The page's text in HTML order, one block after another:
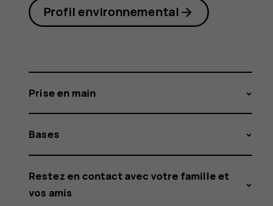
Profil environnemental
Prise en main
Bases
Restez en contact avec votre famille et
vos amis